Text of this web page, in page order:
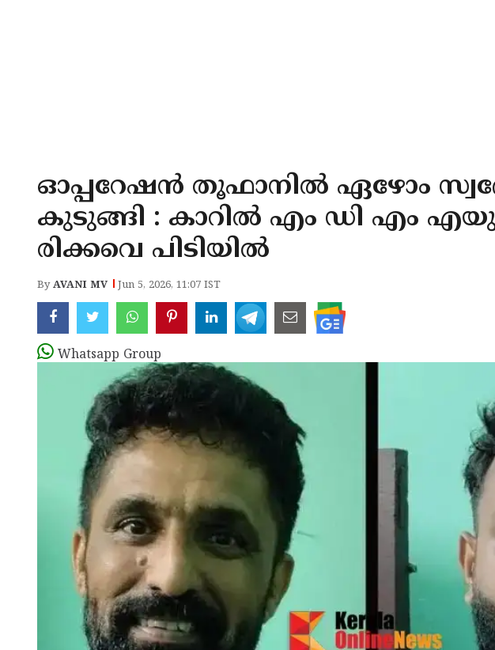
ഓപ്പറേഷൻ തൂഫാനിൽ ഏഴോം
കുടുങ്ങി : കാറിൽ എം ഡി എം
രിക്കവെ പിടിയിൽ
ByAVANI MV Jun 5, 2026, 11:07 IST
Whatsapp Group